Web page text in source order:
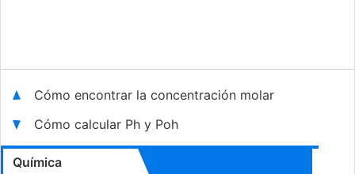
Cómo encontrar la concentración molar
Cómo calcular Ph y Poh
Química